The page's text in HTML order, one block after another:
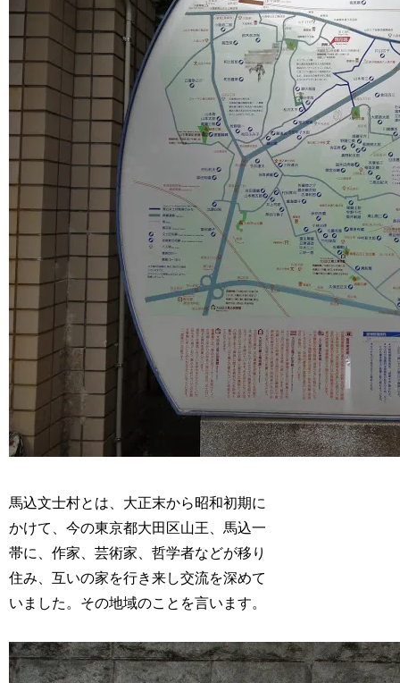
馬込文士村とは、大正末から昭和初期に
かけて、今の東京都大田区山王、馬込一
帯に、作家、芸術家、哲学者などが移り
住み、互いの家を行き来し交流を深めて
いました。その地域のことを言います。